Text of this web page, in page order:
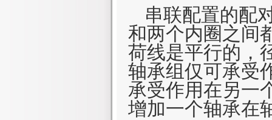
串联配置的配
和两个内圈之间
荷线是平行的，
轴承组仅可承受
承受作用在另一
增加一个轴承在